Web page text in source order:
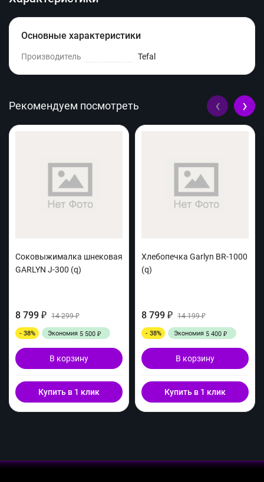
Основные характеристики
Производитель Tefal
Рекомендуем посмотреть
Соковыжималка шнековая
GARLYN J-300 (q)
8 799 ₽ 14 299₽
- 38% Экономия 5 500 ₽
В корзину
Купить в 1 клик
Хлебопечка Garlyn BR-1000
(q)
8 799 ₽ 14 199₽
- 38% Экономия 5 400 ₽
В корзину
Купить в 1 клик
‹ ›